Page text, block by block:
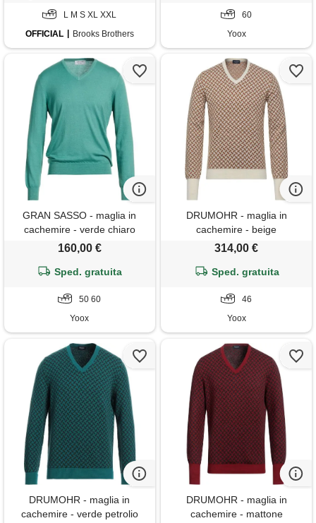
L M S XL XXL
OFFICIAL
Brooks Brothers
60
Yoox
GRAN SASSO - maglia in
cachemire - verde chiaro
160,00 €
Sped. gratuita
50 60
Yoox
DRUMOHR - maglia in
cachemire - beige
314,00 €
Sped. gratuita
46
Yoox
DRUMOHR - maglia in
cachemire - verde petrolio
DRUMOHR - maglia in
cachemire - mattone